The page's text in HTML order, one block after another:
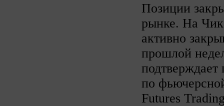
Позиции
рынке. На
активно
прошлой
по
Futures